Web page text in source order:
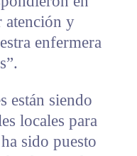
atención y
enfermera
están siendo
locales para
sido puesto